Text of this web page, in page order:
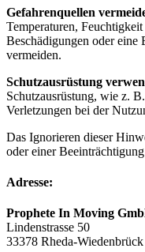
Gefahrenquellen
Temperaturen,
Beschädigungen oder eine
vermeiden.
Schutzausrüstung
Schutzausrüstung, wie z.
Verletzungen bei der
Das Ignorieren dieser
oder einer
Adresse:
Prophete In Moving
Lindenstrasse 50
33378 Rheda-Wiedenbrück